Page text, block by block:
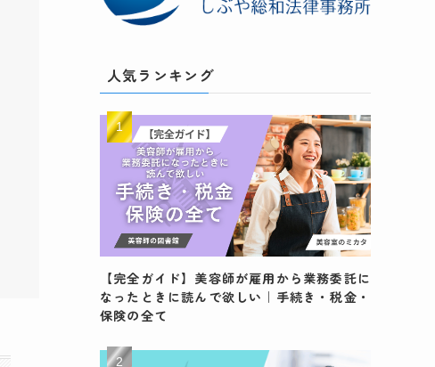
人気ランキング
【完全ガイド】美容師が雇用から業務委託に
なったときに読んで欲しい｜手続き・税金・
保険の全て